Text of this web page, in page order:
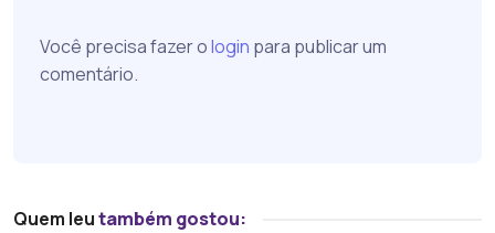
Você precisa fazer ologin para publicar um
comentário.
Quem leutambém gostou: